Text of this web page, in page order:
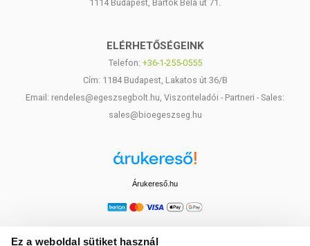
Ez a weboldal sütiket használ
1114 Budapest, Bartók Béla út 71.
ELÉRHETŐSÉGEINK
Telefon: +36-1-255-0555
Cím: 1184 Budapest, Lakatos út 36/B
Email: rendeles@egeszsegbolt.hu, Viszonteladói - Partneri - Sales:
sales@bioegeszseg.hu
Árukereső.hu